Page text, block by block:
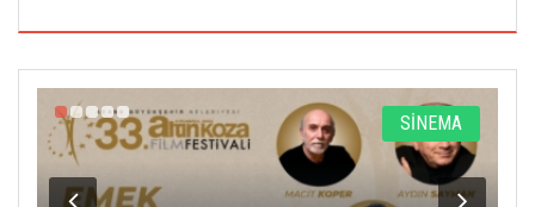
SİNEMA